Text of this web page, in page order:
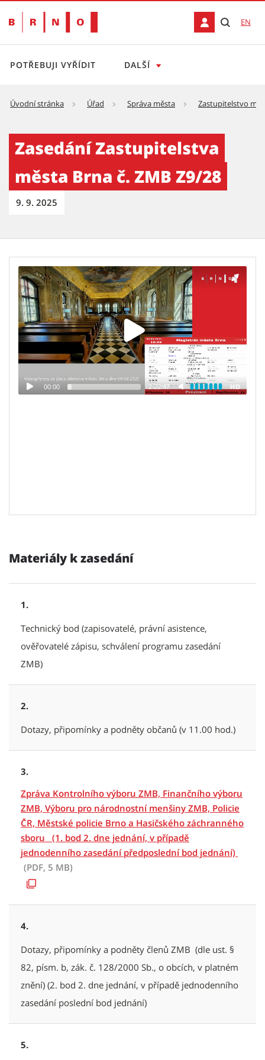
EN
POTŘEBUJI VYŘÍDIT DALŠÍ
Úvodní stránka Úřad Správa města Zastupitelstvo
Zasedání Zastupitelstva
města Brna č. ZMB Z9/28
9. 9. 2025
Materiály k zasedání
1.
Technický bod (zapisovatelé, právní asistence,
ověřovatelé zápisu, schválení programu zasedání
ZMB)
2.
Dotazy, připomínky a podněty občanů (v 11.00 hod.)
3.
Zpráva Kontrolního výboru ZMB, Finančního výboru
ZMB, Výboru pro národnostní menšiny ZMB, Policie
ČR, Městské policie Brno a Hasičského záchranného
sboru (1. bod 2. dne jednání, v případě
jednodenního zasedání předposlední bod jednání)
(PDF, 5 MB)
4.
Dotazy, připomínky a podněty členů ZMB (dle ust. §
82, písm. b, zák. č. 128/2000 Sb., o obcích, v platném
znění) (2. bod 2. dne jednání, v případě jednodenního
zasedání poslední bod jednání)
5.